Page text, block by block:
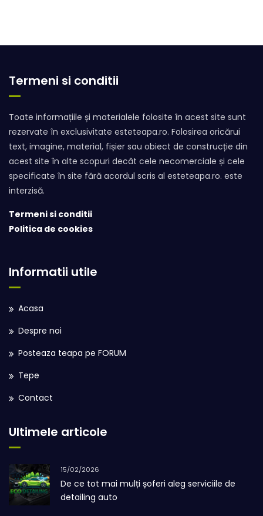
Termeni si conditii
Toate informațiile și materialele folosite în acest site sunt
rezervate în exclusivitate esteteapa.ro. Folosirea oricărui
text, imagine, material, fișier sau obiect de construcție din
acest site în alte scopuri decât cele necomerciale și cele
specificate în site fără acordul scris al esteteapa.ro. este
interzisă.
Termeni si conditii
Politica de cookies
Informatii utile
Acasa
Despre noi
Posteaza teapa pe FORUM
Tepe
Contact
Ultimele articole
15/02/2026
De ce tot mai mulți șoferi aleg serviciile de
detailing auto